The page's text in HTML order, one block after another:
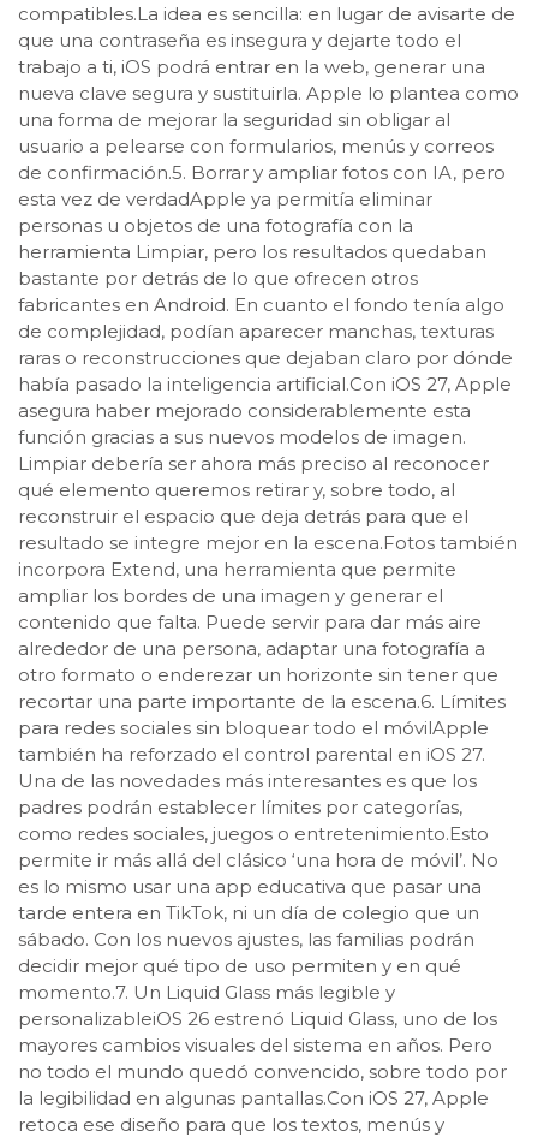
compatibles.La idea es sencilla: en lugar de avisarte de
que una contraseña es insegura y dejarte todo el
trabajo a ti, iOS podrá entrar en la web, generar una
nueva clave segura y sustituirla. Apple lo plantea como
una forma de mejorar la seguridad sin obligar al
usuario a pelearse con formularios, menús y correos
de confirmación.5. Borrar y ampliar fotos con IA, pero
esta vez de verdadApple ya permitía eliminar
personas u objetos de una fotografía con la
herramienta Limpiar, pero los resultados quedaban
bastante por detrás de lo que ofrecen otros
fabricantes en Android. En cuanto el fondo tenía algo
de complejidad, podían aparecer manchas, texturas
raras o reconstrucciones que dejaban claro por dónde
había pasado la inteligencia artificial.Con iOS 27, Apple
asegura haber mejorado considerablemente esta
función gracias a sus nuevos modelos de imagen.
Limpiar debería ser ahora más preciso al reconocer
qué elemento queremos retirar y, sobre todo, al
reconstruir el espacio que deja detrás para que el
resultado se integre mejor en la escena.Fotos también
incorpora Extend, una herramienta que permite
ampliar los bordes de una imagen y generar el
contenido que falta. Puede servir para dar más aire
alrededor de una persona, adaptar una fotografía a
otro formato o enderezar un horizonte sin tener que
recortar una parte importante de la escena.6. Límites
para redes sociales sin bloquear todo el móvilApple
también ha reforzado el control parental en iOS 27.
Una de las novedades más interesantes es que los
padres podrán establecer límites por categorías,
como redes sociales, juegos o entretenimiento.Esto
permite ir más allá del clásico ‘una hora de móvil’. No
es lo mismo usar una app educativa que pasar una
tarde entera en TikTok, ni un día de colegio que un
sábado. Con los nuevos ajustes, las familias podrán
decidir mejor qué tipo de uso permiten y en qué
momento.7. Un Liquid Glass más legible y
personalizableiOS 26 estrenó Liquid Glass, uno de los
mayores cambios visuales del sistema en años. Pero
no todo el mundo quedó convencido, sobre todo por
la legibilidad en algunas pantallas.Con iOS 27, Apple
retoca ese diseño para que los textos, menús y